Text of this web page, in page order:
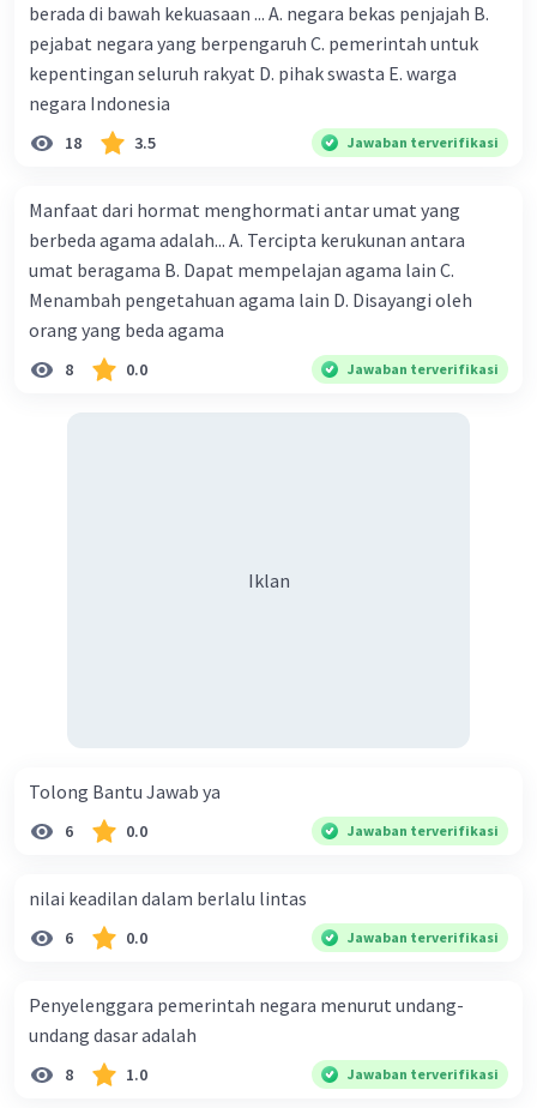
Beri Rating·0.0(0) Balas
berada di bawah kekuasaan ... A. negara bekas penjajah B.
pejabat negara yang berpengaruh C. pemerintah untuk
kepentingan seluruh rakyat D. pihak swasta E. warga
negara Indonesia
18 3.5 Jawaban terverifikasi
Manfaat dari hormat menghormati antar umat yang
berbeda agama adalah... A. Tercipta kerukunan antara
umat beragama B. Dapat mempelajan agama lain C.
Menambah pengetahuan agama lain D. Disayangi oleh
orang yang beda agama
8 0.0 Jawaban terverifikasi
Iklan
Tolong Bantu Jawab ya
6 0.0 Jawaban terverifikasi
nilai keadilan dalam berlalu lintas
6 0.0 Jawaban terverifikasi
Penyelenggara pemerintah negara menurut undang-
undang dasar adalah
8 1.0 Jawaban terverifikasi